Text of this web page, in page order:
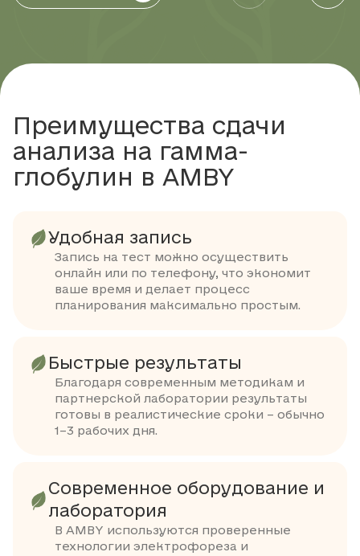
Преимущества сдачи
анализа на гамма-
глобулин в AMBY
Удобная запись
Запись на тест можно осуществить
онлайн или по телефону, что экономит
ваше время и делает процесс
планирования максимально простым.
Быстрые результаты
Благодаря современным методикам и
партнерской лаборатории результаты
готовы в реалистические сроки – обычно
1–3 рабочих дня.
Современное оборудование и
лаборатория
В AMBY используются проверенные
технологии электрофореза и